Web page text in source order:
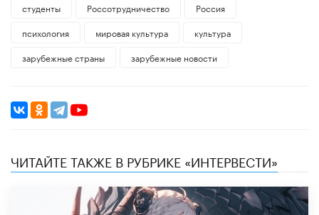
студенты
Россотрудничество
Россия
психология
мировая культура
культура
зарубежные страны
зарубежные новости
ЧИТАЙТЕ ТАКЖЕ В РУБРИКЕ «ИНТЕРВЕСТИ»